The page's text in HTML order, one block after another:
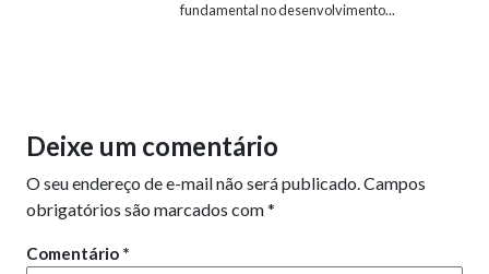
fundamental no desenvolvimento...
Deixe um comentário
O seu endereço de e-mail não será publicado.Campos
obrigatórios são marcados com*
Comentário *